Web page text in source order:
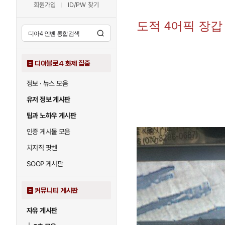
회원가입 ID/PW 찾기
디아블로4 화제 집중
정보 · 뉴스 모음
유저 정보 게시판
팁과 노하우 게시판
인증 게시물 모음
치지직 팟벤
SOOP 게시판
커뮤니티 게시판
자유 게시판
도적 4어픽 장